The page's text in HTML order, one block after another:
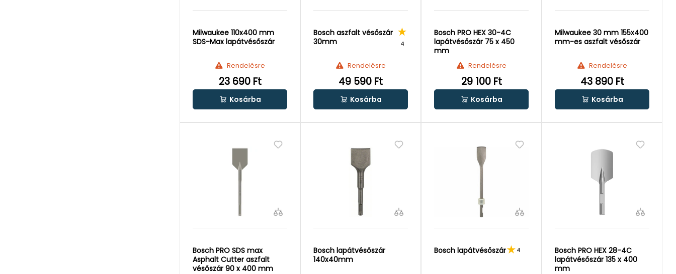
Milwaukee 110x400 mm
SDS-Max lapátvésőszár
Rendelésre
23 690 Ft
Kosárba
Bosch aszfalt vésőszár
30mm
4
Rendelésre
49 590 Ft
Kosárba
Bosch PRO HEX 30-4C
lapátvésőszár 75 x 450
mm
Rendelésre
29 100 Ft
Kosárba
Milwaukee 30 mm 155x400
mm-es aszfalt vésőszár
Rendelésre
43 890 Ft
Kosárba
Bosch PRO SDS max
Asphalt Cutter aszfalt
vésőszár 90 x 400 mm
Bosch lapátvésőszár
140x40mm
Bosch lapátvésőszár 4
Bosch PRO HEX 28-4C
lapátvésőszár 135 x 400
mm